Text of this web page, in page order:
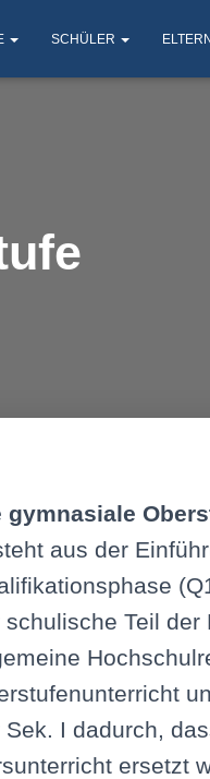
SCHÜLER ELTERN
gymnasiale
aus der
schulische Teil
Sek. I dadurch,
ersetzt